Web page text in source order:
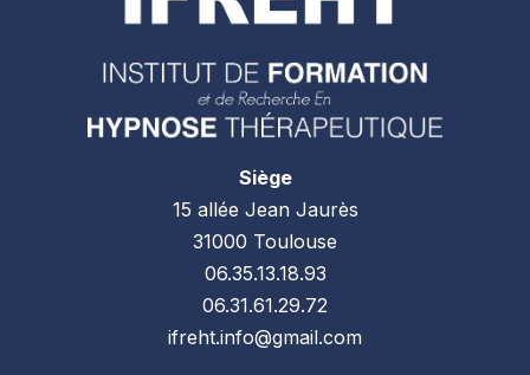
Siège
15 allée Jean Jaurès
31000 Toulouse
06.35.13.18.93
06.31.61.29.72
ifreht.info@gmail.com